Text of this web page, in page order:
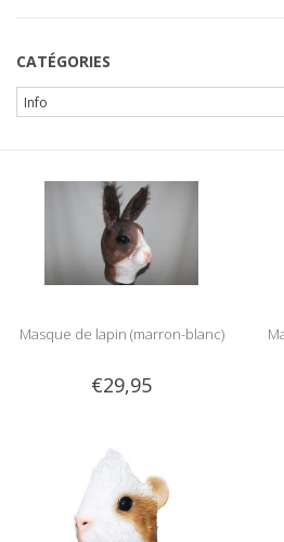
CATÉGORIES
Masque de lapin (marron-blanc)
€29,95